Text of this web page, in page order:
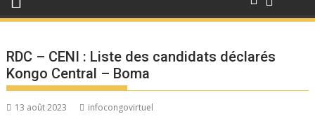
RDC – CENI : Liste des candidats déclarés
Kongo Central – Boma
13 août 2023 infocongovirtuel